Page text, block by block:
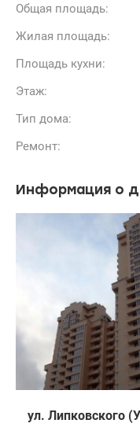
Общая площадь:
Жилая площадь:
Площадь кухни:
Этаж:
Тип дома:
Ремонт:
Информация о
ул. Липковского